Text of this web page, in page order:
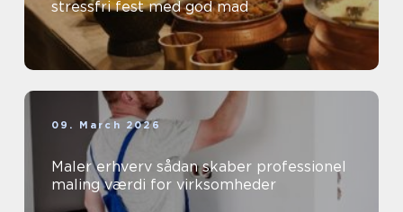
stressfri fest med god mad
09. March 2026
Maler erhverv sådan skaber professionel
maling værdi for virksomheder